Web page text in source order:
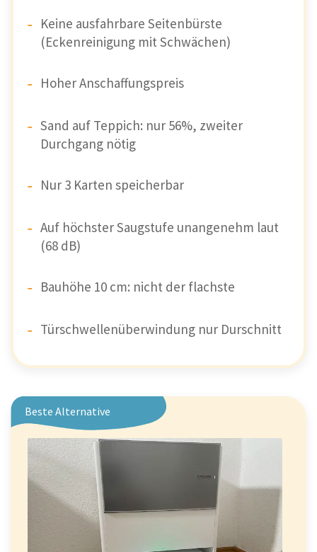
Keine ausfahrbare Seitenbürste
(Eckenreinigung mit Schwächen)
Hoher Anschaffungspreis
Sand auf Teppich: nur 56%, zweiter
Durchgang nötig
Nur 3 Karten speicherbar
Auf höchster Saugstufe unangenehm laut
(68 dB)
Bauhöhe 10 cm: nicht der flachste
Türschwellenüberwindung nur Durschnitt
Beste Alternative